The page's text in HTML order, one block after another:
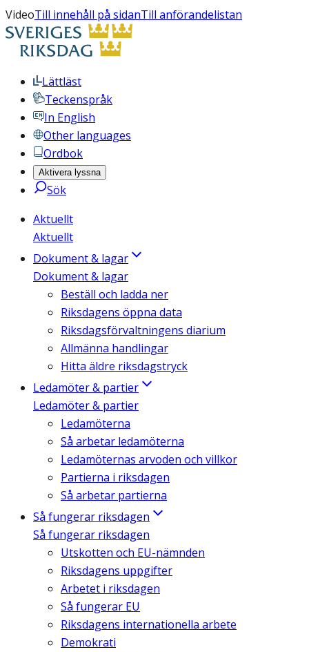
VideoTill innehåll på sidanTill anförandelistan
Lättläst
Teckenspråk
In English
Other languages
Ordbok
Aktivera lyssna
Sök
Aktuellt
Aktuellt
Dokument & lagar
Dokument & lagar
Beställ och ladda ner
Riksdagens öppna data
Riksdagsförvaltningens diarium
Allmänna handlingar
Hitta äldre riksdagstryck
Ledamöter & partier
Ledamöter & partier
Ledamöterna
Så arbetar ledamöterna
Ledamöternas arvoden och villkor
Partierna i riksdagen
Så arbetar partierna
Så fungerar riksdagen
Så fungerar riksdagen
Utskotten och EU-nämnden
Riksdagens uppgifter
Arbetet i riksdagen
Så fungerar EU
Riksdagens internationella arbete
Demokrati